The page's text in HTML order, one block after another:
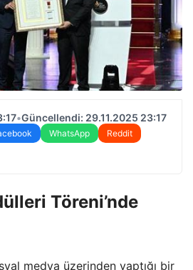
•Güncellendi: 29.11.2025 23:17
WhatsApp
Reddit
Töreni’nde
medya üzerinden yaptığı bir